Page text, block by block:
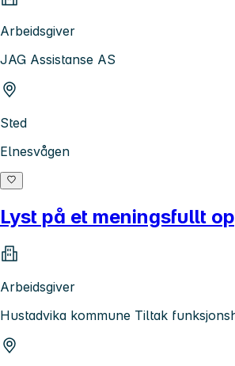
Arbeidsgiver
JAG Assistanse AS
Sted
Elnesvågen
Lyst på et meningsfullt
Arbeidsgiver
Hustadvika kommune Tiltak